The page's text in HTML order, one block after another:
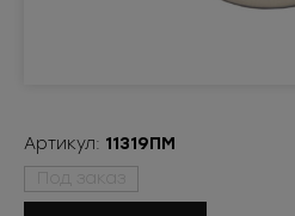
Артикул: 11319ПМ
Под заказ